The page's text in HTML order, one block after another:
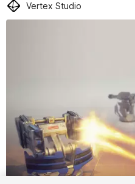
Vertex Studio